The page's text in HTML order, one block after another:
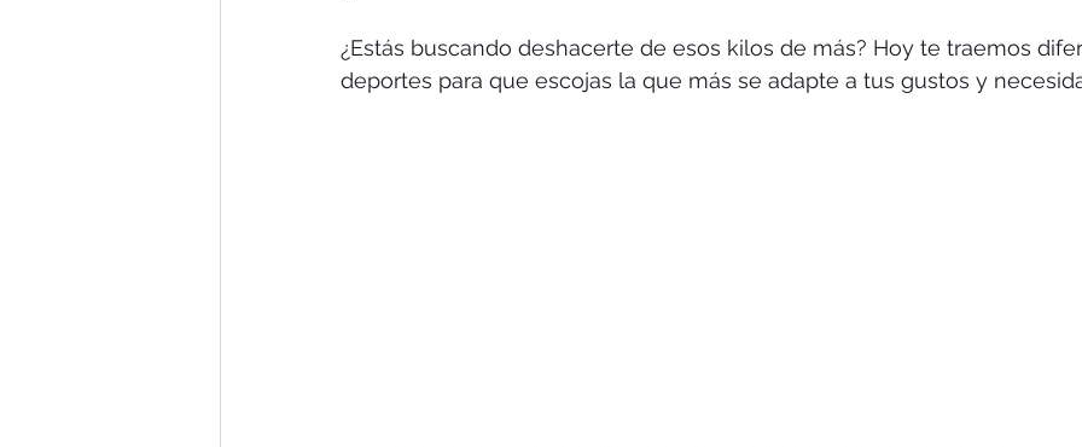
¿Estás buscando deshacerte de esos kilos de más? Hoy te traemos
deportes para que escojas la que más se adapte a tus gustos y